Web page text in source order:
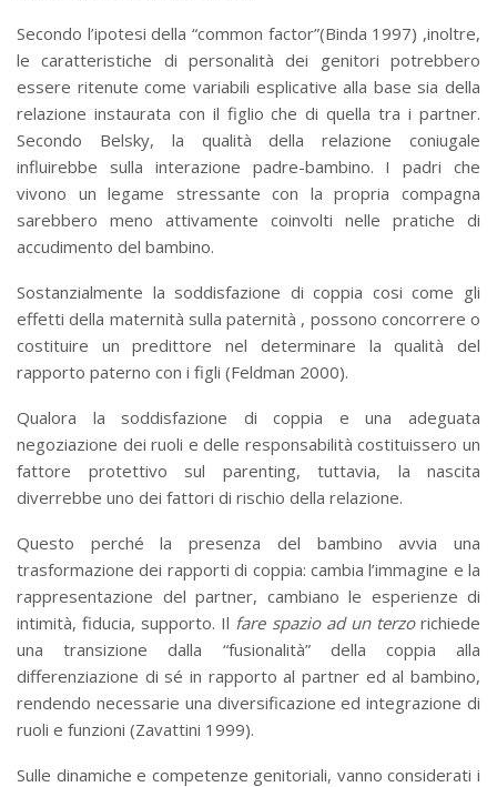
Secondo l’ipotesi della “common factor”(Binda 1997) ,inoltre,
le caratteristiche di personalità dei genitori potrebbero
essere ritenute come variabili esplicative alla base sia della
relazione instaurata con il figlio che di quella tra i partner.
Secondo Belsky, la qualità della relazione coniugale
influirebbe sulla interazione padre-bambino. I padri che
vivono un legame stressante con la propria compagna
sarebbero meno attivamente coinvolti nelle pratiche di
accudimento del bambino.
Sostanzialmente la soddisfazione di coppia cosi come gli
effetti della maternità sulla paternità , possono concorrere o
costituire un predittore nel determinare la qualità del
rapporto paterno con i figli (Feldman 2000).
Qualora la soddisfazione di coppia e una adeguata
negoziazione dei ruoli e delle responsabilità costituissero un
fattore protettivo sul parenting, tuttavia, la nascita
diverrebbe uno dei fattori di rischio della relazione.
Questo perché la presenza del bambino avvia una
trasformazione dei rapporti di coppia: cambia l’immagine e la
rappresentazione del partner, cambiano le esperienze di
intimità, fiducia, supporto. Il fare spazio ad un terzorichiede
una transizione dalla “fusionalità” della coppia alla
differenziazione di sé in rapporto al partner ed al bambino,
rendendo necessarie una diversificazione ed integrazione di
ruoli e funzioni (Zavattini 1999).
Sulle dinamiche e competenze genitoriali, vanno considerati i